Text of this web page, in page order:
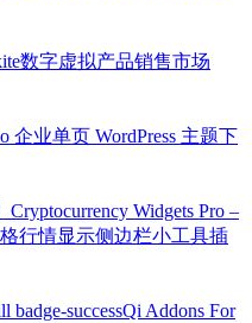
数字虚拟产品销售市场
企业单页 WordPress 主题下
Cryptocurrency Widgets Pro –
行情显示侧边栏小工具插
badge-successQi Addons For